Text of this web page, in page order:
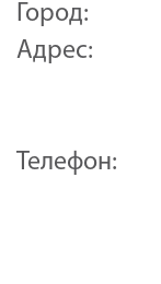
Город:
Адрес:
Телефон: